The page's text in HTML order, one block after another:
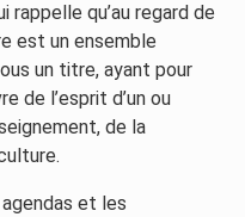
qu’au regard de
est un ensemble
un titre, ayant pour
de l’esprit d’un ou
de la
et les